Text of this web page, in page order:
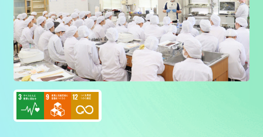
Voice
Voice
Information
Information
Recruit
Recruit
Sustainability
Sustainability